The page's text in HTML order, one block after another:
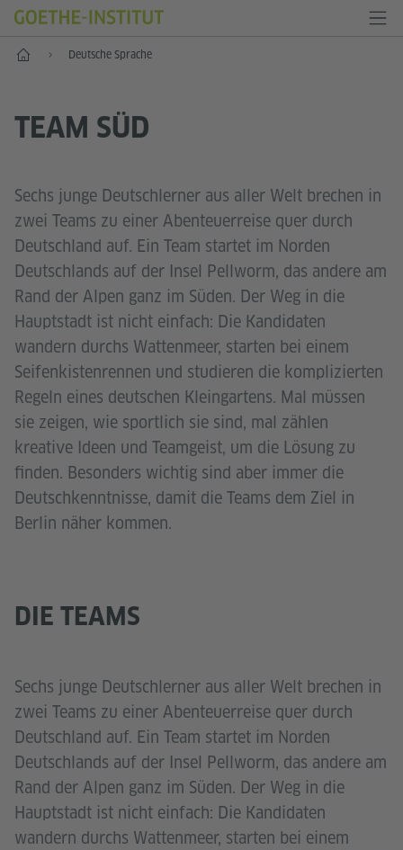
Start Deutsche Sprache
TEAM SÜD
Sechs junge Deutschlerner aus aller Welt brechen in
zwei Teams zu einer Abenteuerreise quer durch
Deutschland auf. Ein Team startet im Norden
Deutschlands auf der Insel Pellworm, das andere am
Rand der Alpen ganz im Süden. Der Weg in die
Hauptstadt ist nicht einfach: Die Kandidaten
wandern durchs Wattenmeer, starten bei einem
Seifenkistenrennen und studieren die komplizierten
Regeln eines deutschen Kleingartens. Mal müssen
sie zeigen, wie sportlich sie sind, mal zählen
kreative Ideen und Teamgeist, um die Lösung zu
finden. Besonders wichtig sind aber immer die
Deutschkenntnisse, damit die Teams dem Ziel in
Berlin näher kommen.
DIE TEAMS
Sechs junge Deutschlerner aus aller Welt brechen in
zwei Teams zu einer Abenteuerreise quer durch
Deutschland auf. Ein Team startet im Norden
Deutschlands auf der Insel Pellworm, das andere am
Rand der Alpen ganz im Süden. Der Weg in die
Hauptstadt ist nicht einfach: Die Kandidaten
wandern durchs Wattenmeer, starten bei einem